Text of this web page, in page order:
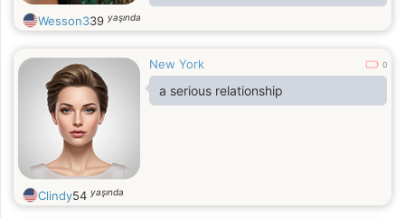
serious, long-term relationship
without drama or games—someone I
the little things together.
Wesson339 yaşında
New York 0
a serious relationship
Clindy54 yaşında